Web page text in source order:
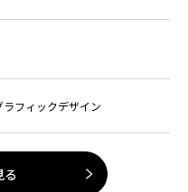
ラフィックデザイン
る